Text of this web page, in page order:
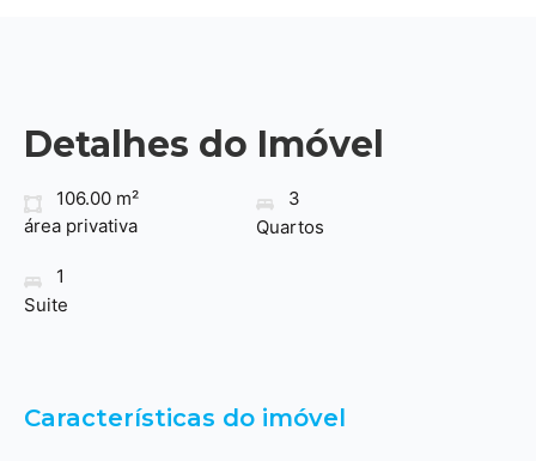
Detalhes do Imóvel
106.00 m²
área privativa
3
Quartos
1
Suite
Características do imóvel